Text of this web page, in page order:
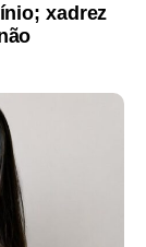
xadrez